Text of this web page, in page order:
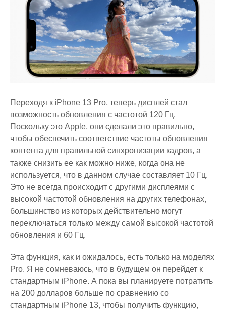
Переходя к iPhone 13 Pro, теперь дисплей стал
возможность обновления с частотой 120 Гц.
Поскольку это Apple, они сделали это правильно,
чтобы обеспечить соответствие частоты обновления
контента для правильной синхронизации кадров, а
также снизить ее как можно ниже, когда она не
используется, что в данном случае составляет 10 Гц.
Это не всегда происходит с другими дисплеями с
высокой частотой обновления на других телефонах,
большинство из которых действительно могут
переключаться только между самой высокой частотой
обновления и 60 Гц.
Эта функция, как и ожидалось, есть только на моделях
Pro. Я не сомневаюсь, что в будущем он перейдет к
стандартным iPhone. А пока вы планируете потратить
на 200 долларов больше по сравнению со
стандартным iPhone 13, чтобы получить функцию,